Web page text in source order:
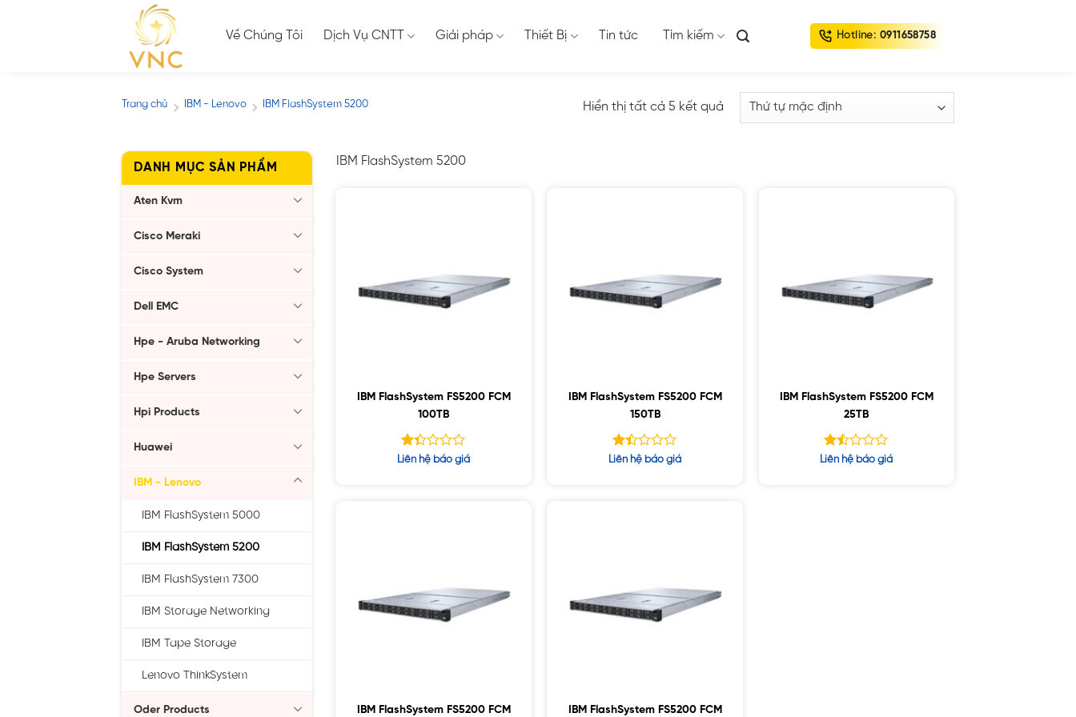
Về Chúng Tôi Dịch Vụ CNTT Giải pháp Thiết Bị Tin tức Tìm kiếm Hotline: 0911658758
Trang chủ / IBM - Lenovo / IBM FlashSystem 5200 Hiển thị tất cả 5 kết quả
DANH MỤC SẢN PHẨM
Aten Kvm
Cisco Meraki
Cisco System
Dell EMC
Hpe - Aruba Networking
Hpe Servers
Hpi Products
Huawei
IBM - Lenovo
IBM FlashSystem 5000
IBM FlashSystem 5200
IBM FlashSystem 7300
IBM Storage Networking
IBM Tape Storage
Lenovo ThinkSystem
Oder Products
IBM FlashSystem 5200
IBM FlashSystem FS5200 FCM
100TB
Được
Liên hệ báo giá
IBM FlashSystem FS5200 FCM
150TB
Được
Liên hệ báo giá
IBM FlashSystem FS5200 FCM
25TB
Được
Liên hệ báo giá
IBM FlashSystem FS5200 FCM IBM FlashSystem FS5200 FCM